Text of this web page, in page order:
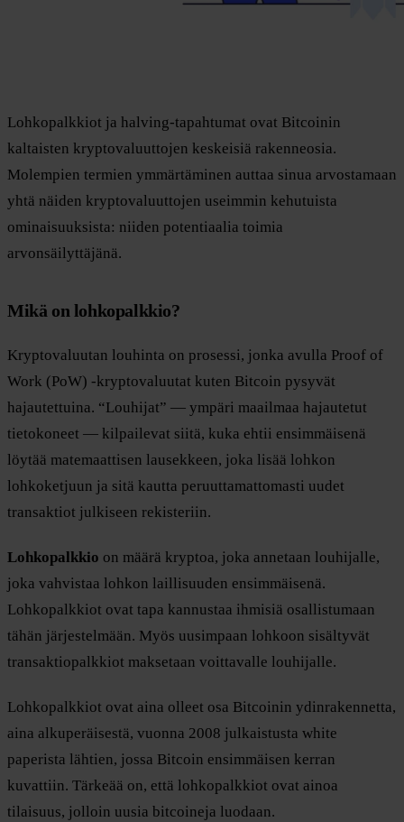
Lohkopalkkiot ja halving-tapahtumat ovat Bitcoinin
kaltaisten kryptovaluuttojen keskeisiä rakenneosia.
Molempien termien ymmärtäminen auttaa sinua arvostamaan
yhtä näiden kryptovaluuttojen useimmin kehutuista
ominaisuuksista: niiden potentiaalia toimia
arvonsäilyttäjänä.
Mikä on lohkopalkkio?
Kryptovaluutan louhinta on prosessi, jonka avulla Proof of
Work (PoW) -kryptovaluutat kuten Bitcoin pysyvät
hajautettuina. “Louhijat” — ympäri maailmaa hajautetut
tietokoneet — kilpailevat siitä, kuka ehtii ensimmäisenä
löytää matemaattisen lausekkeen, joka lisää lohkon
lohkoketjuun ja sitä kautta peruuttamattomasti uudet
transaktiot julkiseen rekisteriin.
Lohkopalkkio on määrä kryptoa, joka annetaan louhijalle,
joka vahvistaa lohkon laillisuuden ensimmäisenä.
Lohkopalkkiot ovat tapa kannustaa ihmisiä osallistumaan
tähän järjestelmään. Myös uusimpaan lohkoon sisältyvät
transaktiopalkkiot maksetaan voittavalle louhijalle.
Lohkopalkkiot ovat aina olleet osa Bitcoinin ydinrakennetta,
aina alkuperäisestä, vuonna 2008 julkaistusta white
paperista lähtien, jossa Bitcoin ensimmäisen kerran
kuvattiin. Tärkeää on, että lohkopalkkiot ovat ainoa
tilaisuus, jolloin uusia bitcoineja luodaan.